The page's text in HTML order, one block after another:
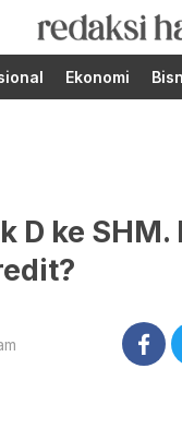
Berita Terupdate
Redaksi Harian!
Ekonomi
D ke SHM.